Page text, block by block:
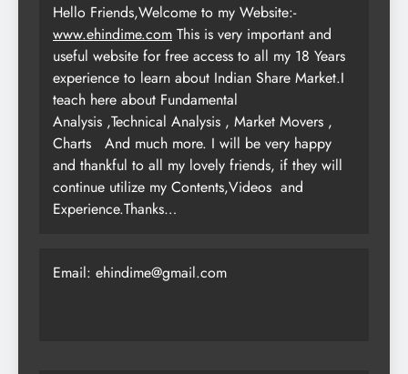
Hello Friends,Welcome to my Website:-
www.ehindime.com This is very important and
useful website for free access to all my 18 Years
experience to learn about Indian Share Market.I
teach here about Fundamental
Analysis ,Technical Analysis , Market Movers ,
Charts
And much more. I will be very happy
and thankful to all my lovely friends, if they will
continue utilize my Contents,Videos and
Experience.Thanks…
Email: ehindime@gmail.com